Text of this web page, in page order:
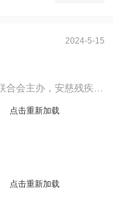
2024-5-15
点击重新加载
点击重新加载